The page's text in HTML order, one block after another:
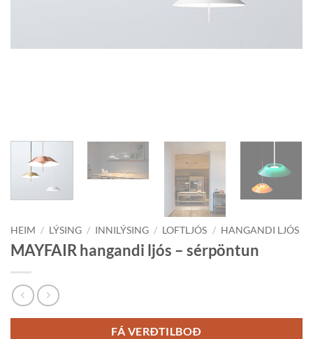
HEIM / LÝSING / INNILÝSING / LOFTLJÓS / HANGANDI LJÓS
MAYFAIR hangandi ljós – sérpöntun
FÁ VERÐTILBOÐ